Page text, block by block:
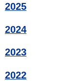
2025
2024
2023
2022